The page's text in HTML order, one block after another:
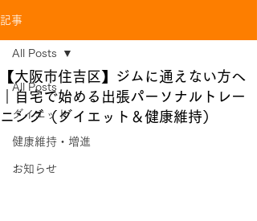
記事
All Posts
ダイエット
健康維持・増進
お知らせ
All Posts
【大阪市住吉区】ジムに通えない方へ
｜自宅で始める出張パーソナルトレー
ニング（ダイエット＆健康維持）